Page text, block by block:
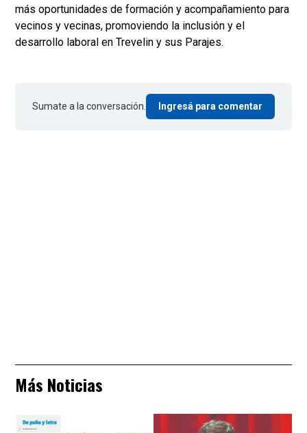
más oportunidades de formación y acompañamiento para
vecinos y vecinas, promoviendo la inclusión y el
desarrollo laboral en Trevelin y sus Parajes.
Sumate a la conversación. Ingresá para comentar
Más Noticias